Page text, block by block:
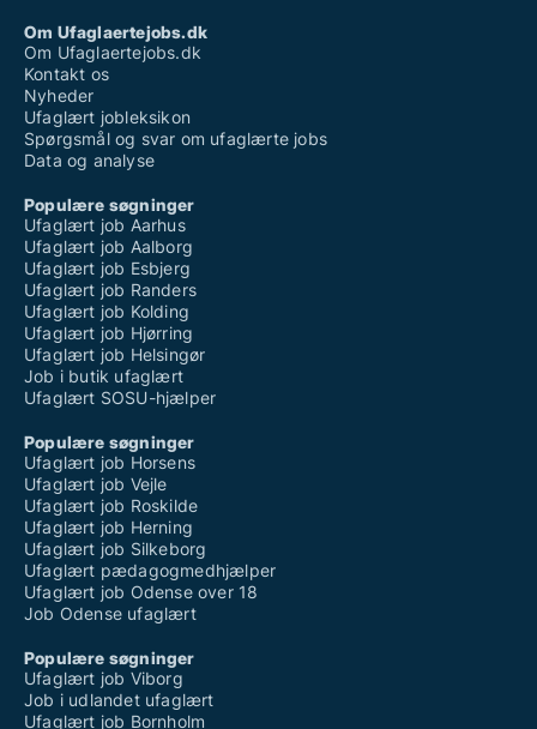
Om Ufaglaertejobs.dk
Om Ufaglaertejobs.dk
Kontakt os
Nyheder
Ufaglært jobleksikon
Spørgsmål og svar om ufaglærte jobs
Data og analyse
Populære søgninger
Ufaglært job Aarhus
Ufaglært job Aalborg
Ufaglært job Esbjerg
Ufaglært job Randers
Ufaglært job Kolding
Ufaglært job Hjørring
Ufaglært job Helsingør
Job i butik ufaglært
Ufaglært SOSU-hjælper
Populære søgninger
Ufaglært job Horsens
Ufaglært job Vejle
Ufaglært job Roskilde
Ufaglært job Herning
Ufaglært job Silkeborg
Ufaglært pædagogmedhjælper
Ufaglært job Odense over 18
Job Odense ufaglært
Populære søgninger
Ufaglært job Viborg
Job i udlandet ufaglært
Ufaglært job Bornholm